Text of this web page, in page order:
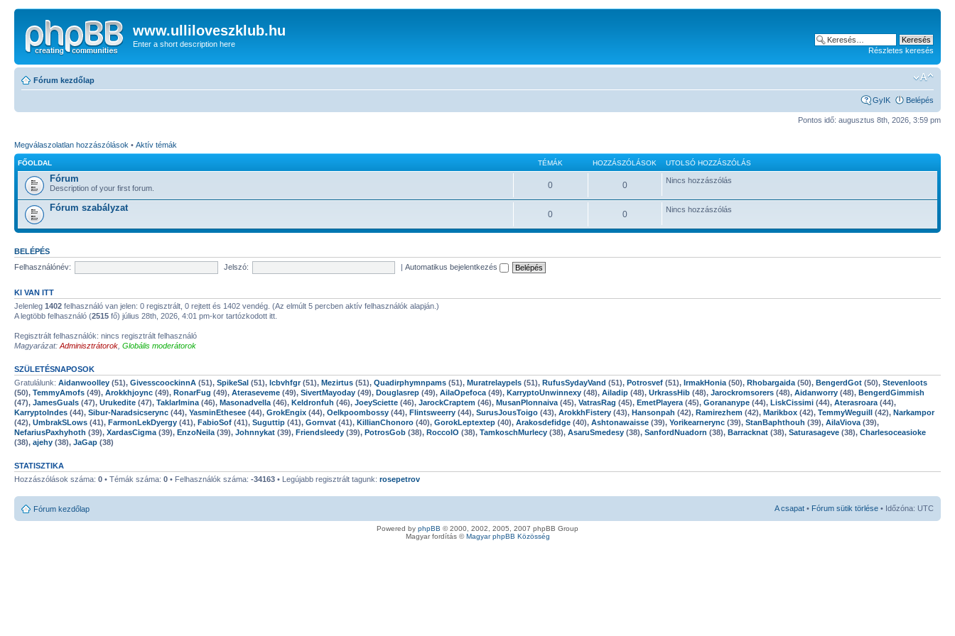
www.ulliloveszklub.hu
Enter a short description here
Részletes keresés
Fórum kezdőlap
GyIK Belépés
Pontos idő: augusztus 8th, 2026, 3:59 pm
Megválaszolatlan hozzászólások • Aktív témák
FŐOLDAL TÉMÁK HOZZÁSZÓLÁSOK UTOLSÓ HOZZÁSZÓLÁS
Fórum
Description of your first forum. 0 0 Nincs hozzászólás
Fórum szabályzat
0 0 Nincs hozzászólás
BELÉPÉS
Felhasználónév:
Jelszó: |Automatikus bejelentkezés
KI VAN ITT
Jelenleg 1402 felhasználó van jelen: 0 regisztrált, 0 rejtett és 1402 vendég. (Az elmúlt 5 percben aktív felhasználók alapján.)
A legtöbb felhasználó (2515 fő) július 28th, 2026, 4:01 pm-kor tartózkodott itt.
Regisztrált felhasználók: nincs regisztrált felhasználó
Magyarázat: Adminisztrátorok Globális moderátorok
SZÜLETÉSNAPOSOK
Gratulálunk: Aidanwoolley (51), GivesscoockinnA (51), SpikeSal (51), lcbvhfgr(51), Mezirtus (51), Quadirphymnpams (51), Muratrelaypels (51), RufusSydayVand (51), Potrosvef (51), IrmakHonia (50), Rhobargaida (50), BengerdGot (50), Stevenloots
(50), TemmyAmofs (49), Arokkhjoync (49), RonarFug (49), Ateraseveme (49), SivertMayoday (49), Douglasrep (49), AilaOpefoca (49), KarryptoUnwinnexy (48), Ailadip (48), UrkrassHib (48), Jarockromsorers (48), Aidanworry (48), BengerdGimmish
(47), JamesGuals (47), Urukedite (47), TaklarImina (46), Masonadvella (46), Keldronfuh (46), JoeySciette (46), JarockCraptem (46), MusanPlonnaiva (45), VatrasRag (45), EmetPlayera (45), Gorananype (44), LiskCissimi (44), Aterasroara (44),
KarryptoIndes (44), Sibur-Naradsicserync (44), YasminEthesee (44), GrokEngix (44), Oelkpoombossy (44), Flintsweerry (44), SurusJousToigo (43), ArokkhFistery (43), Hansonpah (42), Ramirezhem (42), Marikbox (42), TemmyWeguill (42), Narkampor
(42), UmbrakSLows (41), FarmonLekDyergy (41), FabioSof (41), Suguttip (41), Gornvat (41), KillianChonoro (40), GorokLeptextep (40), Arakosdefidge (40), Ashtonawaisse (39), Yorikearnerync (39), StanBaphthouh (39), AilaViova (39),
NefariusPaxhyhoth (39), XardasCigma (39), EnzoNeila (39), Johnnykat (39), Friendsleedy (39), PotrosGob (38), RoccoIO (38), TamkoschMurlecy (38), AsaruSmedesy (38), SanfordNuadorn (38), Barracknat (38), Saturasageve (38), Charlesoceasioke
(38), ajehy (38), JaGap (38)
STATISZTIKA
Hozzászólások száma: 0 • Témák száma: 0 • Felhasználók száma: -34163 • Legújabb regisztrált tagunk: rosepetrov
Fórum kezdőlap A csapat • Fórum sütik törlése • Időzóna: UTC
Powered by phpBB © 2000, 2002, 2005, 2007 phpBB Group
Magyar fordítás ©Magyar phpBB Közösség